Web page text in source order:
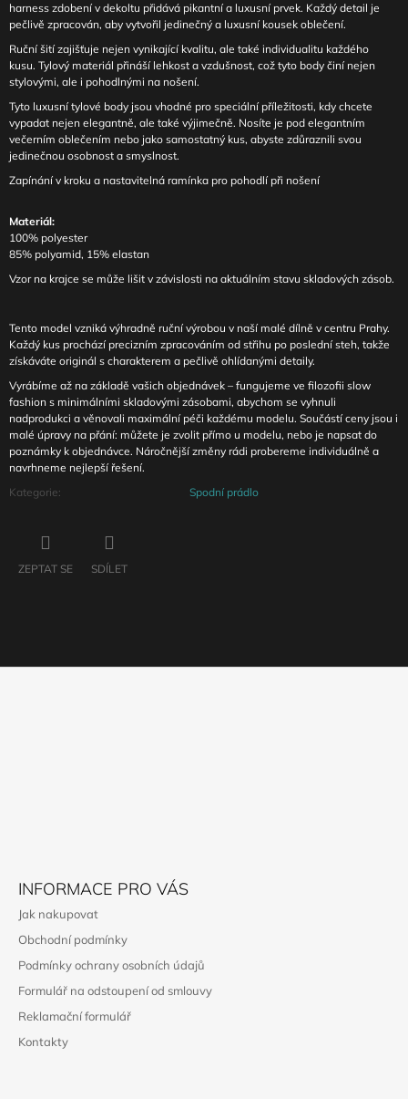
harness zdobení v dekoltu přidává pikantní a luxusní prvek. Každý detail je
pečlivě zpracován, aby vytvořil jedinečný a luxusní kousek oblečení.
Ruční šití zajišťuje nejen vynikající kvalitu, ale také individualitu každého
kusu. Tylový materiál přináší lehkost a vzdušnost, což tyto body činí nejen
stylovými, ale i pohodlnými na nošení.
Tyto luxusní tylové body jsou vhodné pro speciální příležitosti, kdy chcete
vypadat nejen elegantně, ale také výjimečně. Nosíte je pod elegantním
večerním oblečením nebo jako samostatný kus, abyste zdůraznili svou
jedinečnou osobnost a smyslnost.
Zapínání v kroku a nastavitelná ramínka pro pohodlí při nošení
Materiál:
100% polyester
85% polyamid, 15% elastan
Vzor na krajce se může lišit v závislosti na aktuálním stavu skladových zásob.
Tento model vzniká výhradně ruční výrobou v naší malé dílně v centru Prahy.
Každý kus prochází precizním zpracováním od střihu po poslední steh, takže
získáváte originál s charakterem a pečlivě ohlídanými detaily.
Vyrábíme až na základě vašich objednávek – fungujeme ve filozofii slow
fashion s minimálními skladovými zásobami, abychom se vyhnuli
nadprodukci a věnovali maximální péči každému modelu. Součástí ceny jsou i
malé úpravy na přání: můžete je zvolit přímo u modelu, nebo je napsat do
poznámky k objednávce. Náročnější změny rádi probereme individuálně a
navrhneme nejlepší řešení.
Kategorie: Spodní prádlo
ZEPTAT SE SDÍLET
INFORMACE PRO VÁS
Jak nakupovat
Obchodní podmínky
Podmínky ochrany osobních údajů
Formulář na odstoupení od smlouvy
Reklamační formulář
Kontakty